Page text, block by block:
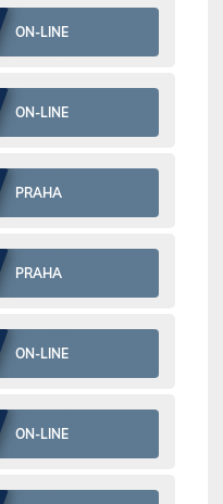
ON-LINE
ON-LINE
PRAHA
PRAHA
ON-LINE
ON-LINE